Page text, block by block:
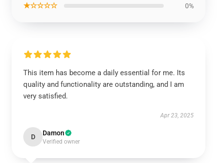
★☆☆☆☆ 0%
This item has become a daily essential for me. Its
quality and functionality are outstanding, and I am
very satisfied.
Apr 23, 2025
D Damon
Verified owner